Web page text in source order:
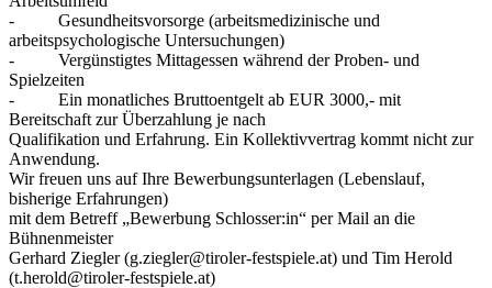
- Gesundheitsvorsorge (arbeitsmedizinische und
arbeitspsychologische Untersuchungen)
- Vergünstigtes Mittagessen während der Proben- und
Spielzeiten
- Ein monatliches Bruttoentgelt ab EUR 3000,- mit
Bereitschaft zur Überzahlung je nach
Qualifikation und Erfahrung. Ein Kollektivvertrag kommt nicht zur
Anwendung.
Wir freuen uns auf Ihre Bewerbungsunterlagen (Lebenslauf,
bisherige Erfahrungen)
mit dem Betreff „Bewerbung Schlosser:in“ per Mail an die
Bühnenmeister
Gerhard Ziegler (g.ziegler@tiroler-festspiele.at) und Tim Herold
(t.herold@tiroler-festspiele.at)